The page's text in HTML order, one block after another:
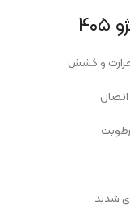
حرارت و کشش
شدید